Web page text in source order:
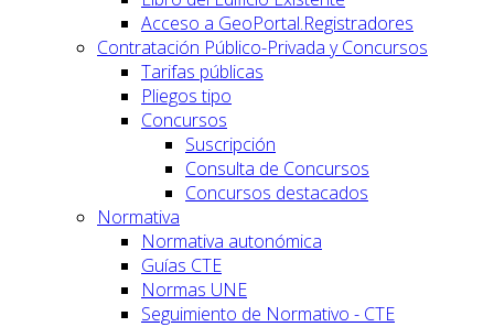
Acceso a GeoPortal.Registradores
Contratación Público-Privada y Concursos
Tarifas públicas
Pliegos tipo
Concursos
Suscripción
Consulta de Concursos
Concursos destacados
Normativa
Normativa autonómica
Guías CTE
Normas UNE
Seguimiento de Normativo - CTE